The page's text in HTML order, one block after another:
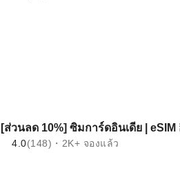
[ส่วนลด 10%] ซิมการ์ดอินเดีย | eSIM
4.0(148)・2K+ จองแล้ว